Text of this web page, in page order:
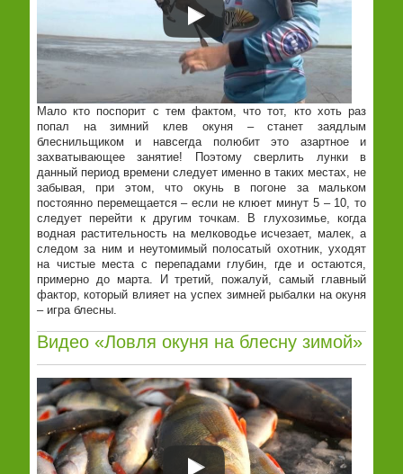
Мало кто поспорит с тем фактом, что тот, кто хоть раз
попал на зимний клев окуня – станет заядлым
блеснильщиком и навсегда полюбит это азартное и
захватывающее занятие! Поэтому сверлить лунки в
данный период времени следует именно в таких местах, не
забывая, при этом, что окунь в погоне за мальком
постоянно перемещается – если не клюет минут 5 – 10, то
следует перейти к другим точкам. В глухозимье, когда
водная растительность на мелководье исчезает, малек, а
следом за ним и неутомимый полосатый охотник, уходят
на чистые места с перепадами глубин, где и остаются,
примерно до марта. И третий, пожалуй, самый главный
фактор, который влияет на успех зимней рыбалки на окуня
– игра блесны.
Видео «Ловля окуня на блесну зимой»